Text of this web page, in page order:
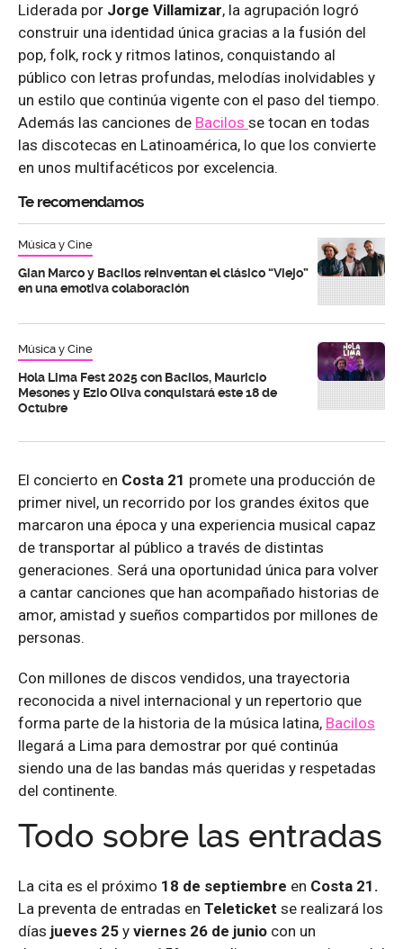
Liderada por Jorge Villamizar, la agrupación logró
construir una identidad única gracias a la fusión del
pop, folk, rock y ritmos latinos, conquistando al
público con letras profundas, melodías inolvidables y
un estilo que continúa vigente con el paso del tiempo.
Además las canciones de Bacilos se tocan en todas
las discotecas en Latinoamérica, lo que los convierte
en unos multifacéticos por excelencia.
Te recomendamos
Música y Cine
Gian Marco y Bacilos reinventan el clásico “Viejo”
en una emotiva colaboración
Música y Cine
Hola Lima Fest 2025 con Bacilos, Mauricio
Mesones y Ezio Oliva conquistará este 18 de
Octubre
El concierto en Costa 21 promete una producción de
primer nivel, un recorrido por los grandes éxitos que
marcaron una época y una experiencia musical capaz
de transportar al público a través de distintas
generaciones. Será una oportunidad única para volver
a cantar canciones que han acompañado historias de
amor, amistad y sueños compartidos por millones de
personas.
Con millones de discos vendidos, una trayectoria
reconocida a nivel internacional y un repertorio que
forma parte de la historia de la música latina, Bacilos
llegará a Lima para demostrar por qué continúa
siendo una de las bandas más queridas y respetadas
del continente.
Todo sobre las entradas
La cita es el próximo 18 de septiembre en Costa 21.
La preventa de entradas en Teleticket se realizará los
días jueves 25 y viernes 26 de junio con un